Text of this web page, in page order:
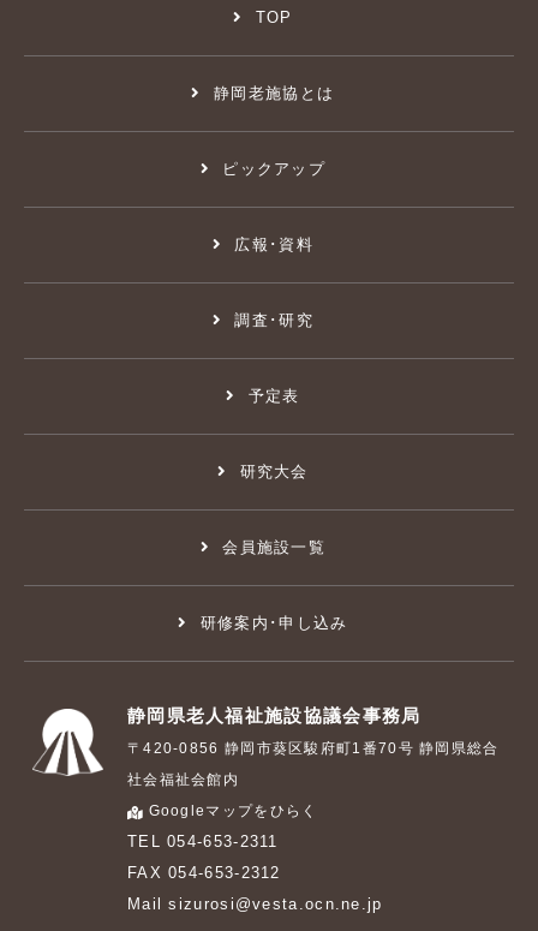
TOP
静岡老施協とは
ピックアップ
広報･資料
調査･研究
予定表
研究大会
会員施設一覧
研修案内･申し込み
静岡県老人福祉施設協議会事務局
〒420-0856 静岡市葵区駿府町1番70号 静岡県総合
社会福祉会館内
Googleマップをひらく
TEL 054-653-2311
FAX 054-653-2312
Mail sizurosi@vesta.ocn.ne.jp